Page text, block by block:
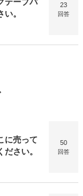
テープバ
。
23
回答
に売って
さい。
50
回答